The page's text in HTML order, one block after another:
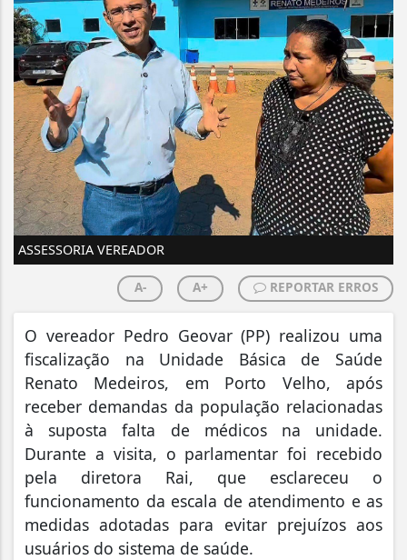
ASSESSORIA VEREADOR
A- A+ REPORTAR ERROS
O vereador Pedro Geovar (PP) realizou uma
fiscalização na Unidade Básica de Saúde
Renato Medeiros, em Porto Velho, após
receber demandas da população relacionadas
à suposta falta de médicos na unidade.
Durante a visita, o parlamentar foi recebido
pela diretora Rai, que esclareceu o
funcionamento da escala de atendimento e as
medidas adotadas para evitar prejuízos aos
usuários do sistema de saúde.